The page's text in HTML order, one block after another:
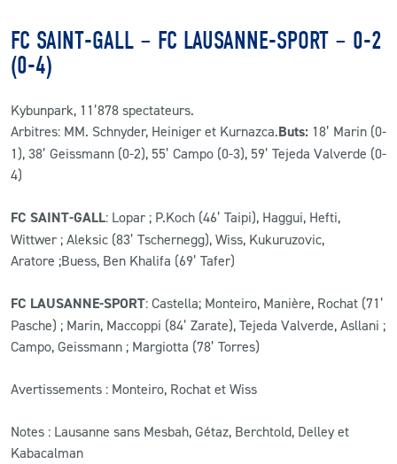
FC SAINT-GALL – FC LAUSANNE-SPORT – 0-2
(0-4)
Kybunpark, 11’878 spectateurs.
Arbitres: MM. Schnyder, Heiniger et Kurnazca.Buts: 18’ Marin (0-
1), 38’ Geissmann (0-2), 55’ Campo (0-3), 59’ Tejeda Valverde (0-
4)
FC SAINT-GALL: Lopar ; P.Koch (46’ Taipi), Haggui, Hefti,
Wittwer ; Aleksic (83’ Tschernegg), Wiss, Kukuruzovic,
Aratore ;Buess, Ben Khalifa (69’ Tafer)
FC LAUSANNE-SPORT: Castella; Monteiro, Manière, Rochat (71’
Pasche) ; Marin, Maccoppi (84’ Zarate), Tejeda Valverde, Asllani ;
Campo, Geissmann ; Margiotta (78’ Torres)
Avertissements : Monteiro, Rochat et Wiss
Notes : Lausanne sans Mesbah, Gétaz, Berchtold, Delley et
Kabacalman